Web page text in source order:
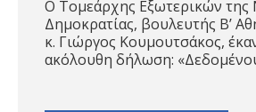
Ο Τομεάρχης Εξωτερικών της
Δημοκρατίας, βουλευτής Β’
κ. Γιώργος Κουμουτσάκος,
ακόλουθη δήλωση: